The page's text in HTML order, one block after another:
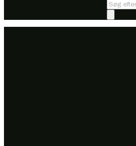
Products
search